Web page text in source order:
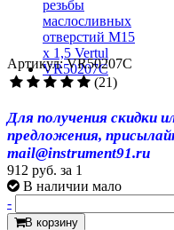
Артикул: VR50207C
(21)
Для получения скидки
предложения,
mail@instrument91.ru
912 руб. за 1
В наличии мало
-
В корзину